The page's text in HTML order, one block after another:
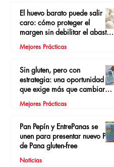
El huevo barato puede salir
caro: cómo proteger el
margen sin debilitar el abasto
local
Mejores Prácticas
Sin gluten, pero con
estrategia: una oportunidad
que exige más que cambiar el
pan
Mejores Prácticas
Pan Pepín y EntrePanas se
unen para presentar nuevo Pan
de Pana gluten-free
Noticias